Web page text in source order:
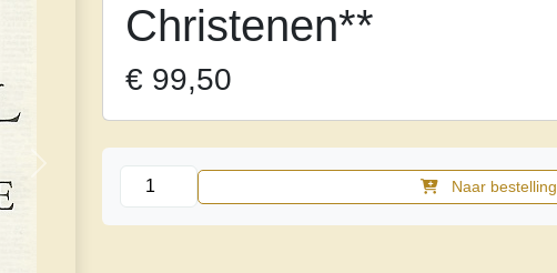
Christenen**
€ 99,50
Martelaersspiegel
der
Doopsgesinde
Naar bestelling